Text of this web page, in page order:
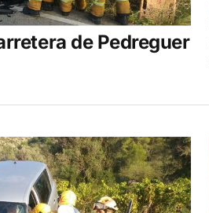
de Pedreguer